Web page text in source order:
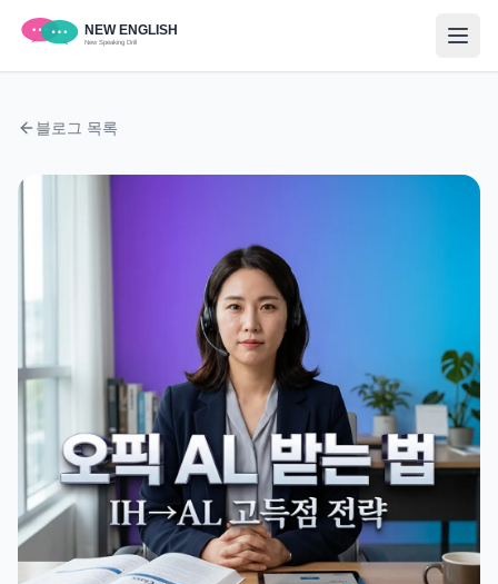
블로그 목록